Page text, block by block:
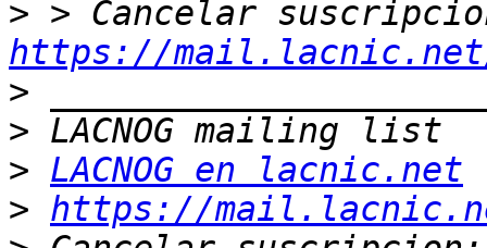
>
https://mail.lacnic.net/
>
>
> LACNOG en lacnic.net
> https://